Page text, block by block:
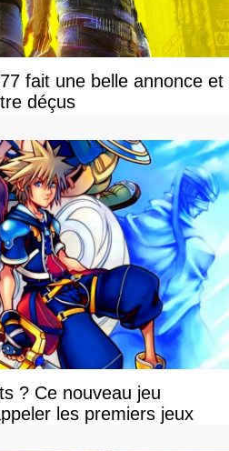
fait une belle annonce et
déçus
? Ce nouveau jeu
les premiers jeux